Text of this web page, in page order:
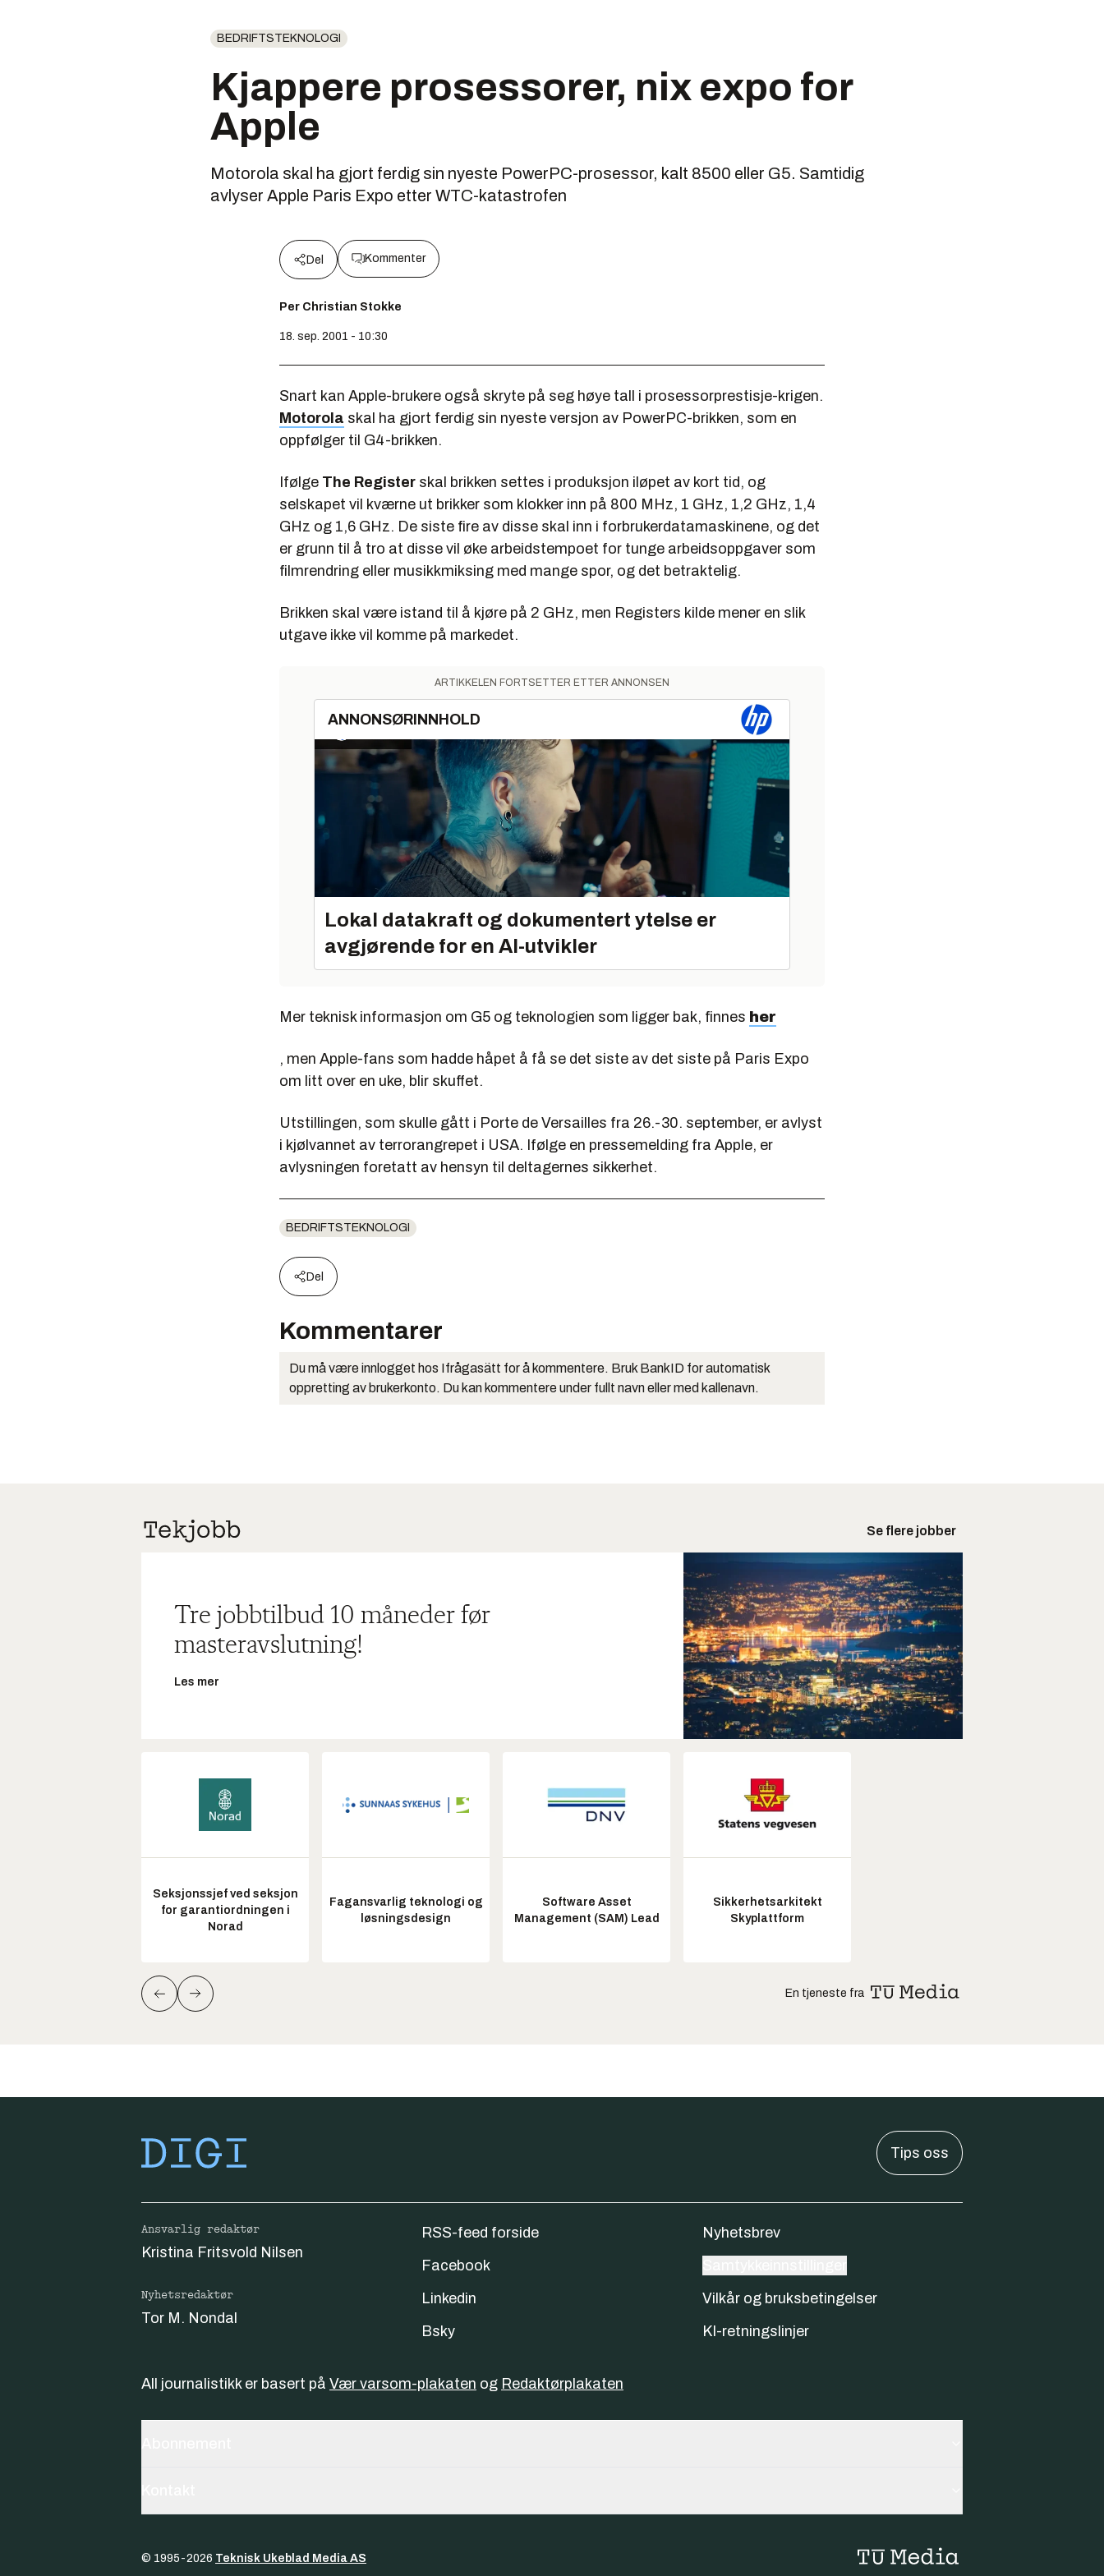
BEDRIFTSTEKNOLOGI
Kjappere prosessorer, nix expo for
Apple
Motorola skal ha gjort ferdig sin nyeste PowerPC-prosessor, kalt 8500 eller G5. Samtidig
avlyser Apple Paris Expo etter WTC-katastrofen
Del Kommenter
Per Christian Stokke
18. sep. 2001 - 10:30
Snart kan Apple-brukere også skryte på seg høye tall i prosessorprestisje-krigen.
Motorola skal ha gjort ferdig sin nyeste versjon av PowerPC-brikken, som en
oppfølger til G4-brikken.
Ifølge The Register skal brikken settes i produksjon iløpet av kort tid, og
selskapet vil kværne ut brikker som klokker inn på 800 MHz, 1 GHz, 1,2 GHz, 1,4
GHz og 1,6 GHz. De siste fire av disse skal inn i forbrukerdatamaskinene, og det
er grunn til å tro at disse vil øke arbeidstempoet for tunge arbeidsoppgaver som
filmrendring eller musikkmiksing med mange spor, og det betraktelig.
Brikken skal være istand til å kjøre på 2 GHz, men Registers kilde mener en slik
utgave ikke vil komme på markedet.
ARTIKKELEN FORTSETTER ETTER ANNONSEN
ANNONSØRINNHOLD
Lokal datakraft og dokumentert ytelse er
avgjørende for en AI-utvikler
Mer teknisk informasjon om G5 og teknologien som ligger bak, finnes her
, men Apple-fans som hadde håpet å få se det siste av det siste på Paris Expo
om litt over en uke, blir skuffet.
Utstillingen, som skulle gått i Porte de Versailles fra 26.-30. september, er avlyst
i kjølvannet av terrorangrepet i USA. Ifølge en pressemelding fra Apple, er
avlysningen foretatt av hensyn til deltagernes sikkerhet.
BEDRIFTSTEKNOLOGI
Del
Kommentarer
Du må være innlogget hos Ifrågasätt for å kommentere. Bruk BankID for automatisk
oppretting av brukerkonto. Du kan kommentere under fullt navn eller med kallenavn.
Se flere jobber
Tre jobbtilbud 10 måneder før
masteravslutning!
Les mer
Seksjonssjef ved seksjon
for garantiordningen i
Norad
Fagansvarlig teknologi og
løsningsdesign
Software Asset
Management (SAM) Lead
Sikkerhetsarkitekt
Skyplattform
En tjeneste fra
Tips oss
Ansvarlig redaktør
Kristina Fritsvold Nilsen
Nyhetsredaktør
Tor M. Nondal
RSS-feed forside
Facebook
Linkedin
Bsky
Nyhetsbrev
Vilkår og bruksbetingelser
KI-retningslinjer
All journalistikk er basert på Vær varsom-plakaten og Redaktørplakaten
© 1995-2026 Teknisk Ukeblad Media AS